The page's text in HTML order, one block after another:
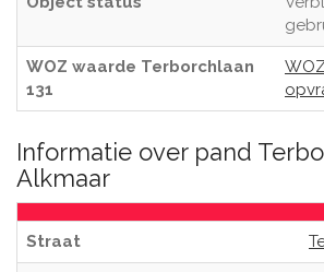
WOZ waarde Terborchlaan
131
Informatie over pand
Alkmaar
Straat